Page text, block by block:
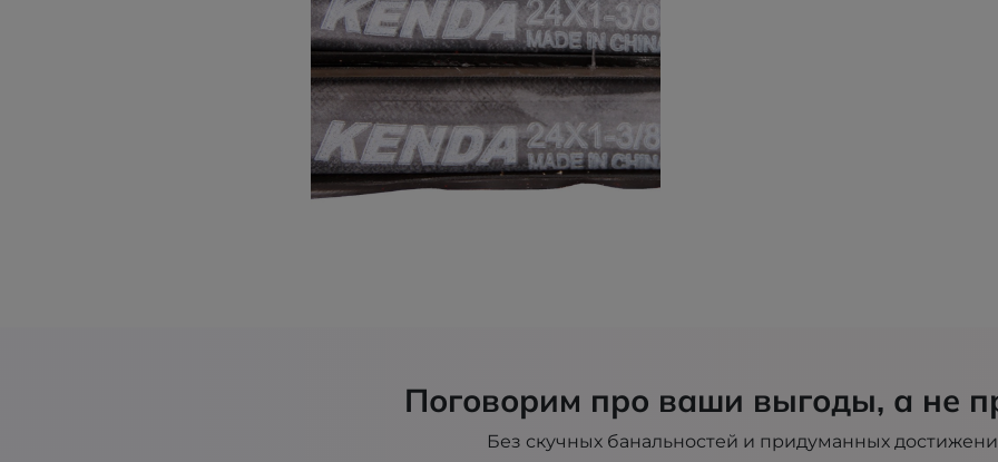
Поговорим про ваши выгоды, а не
Без скучных банальностей и придуманных